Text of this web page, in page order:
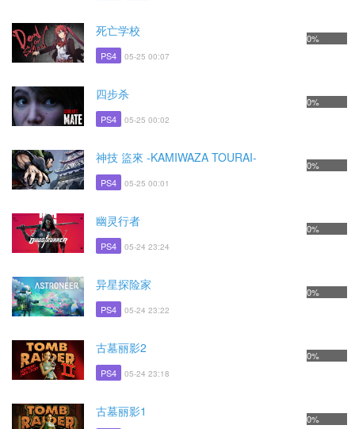
死亡学校
PS4 05-25 00:07
0%
四步杀
PS4 05-25 00:02
0%
神技 盜來 -KAMIWAZA TOURAI-
PS4 05-25 00:01
0%
幽灵行者
PS4 05-24 23:24
0%
异星探险家
PS4 05-24 23:22
0%
古墓丽影2
PS4 05-24 23:18
0%
古墓丽影1 0%